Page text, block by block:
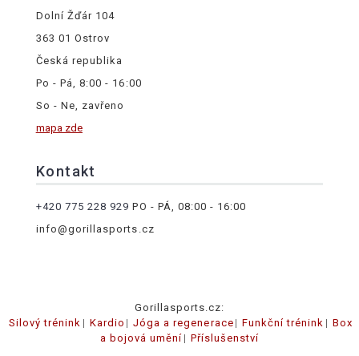
Dolní Žďár 104
363 01 Ostrov
Česká republika
Po - Pá, 8:00 - 16:00
So - Ne, zavřeno
mapa zde
Kontakt
+420 775 228 929 PO - PÁ, 08:00 - 16:00
info@gorillasports.cz
Gorillasports.cz:
Silový trénink
Kardio Jóga a regenerace Funkční trénink
Box
a bojová umění
Příslušenství